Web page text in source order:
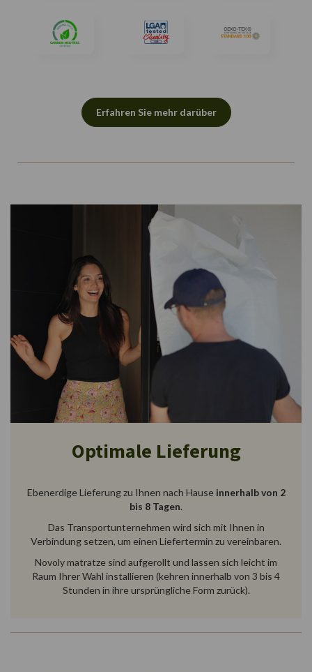
Erfahren Sie mehr darüber
Optimale Lieferung
Ebenerdige Lieferung zu Ihnen nach Hause innerhalb von 2
bis 8 Tagen.
Das Transportunternehmen wird sich mit Ihnen in
Verbindung setzen, um einen Liefertermin zu vereinbaren.
Novoly matratze sind aufgerollt und lassen sich leicht im
Raum Ihrer Wahl installieren (kehren innerhalb von 3 bis 4
Stunden in ihre ursprüngliche Form zurück).